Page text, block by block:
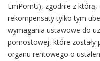
EmPomU), zgodnie z
rekompensaty tylko tym
wymagania ustawowe do
pomostowej, które zostały
organu rentowego o